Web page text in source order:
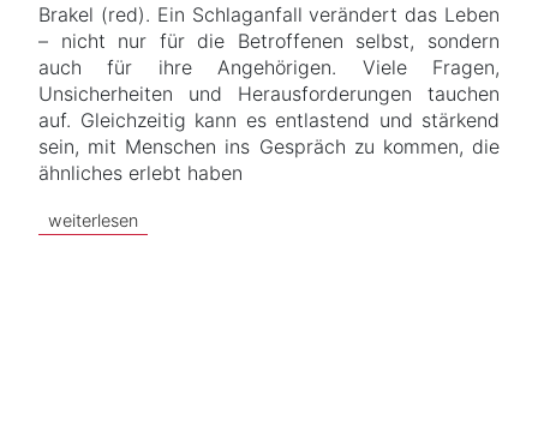
Brakel (red). Ein Schlaganfall verändert das Leben
– nicht nur für die Betroffenen selbst, sondern
auch für ihre Angehörigen. Viele Fragen,
Unsicherheiten und Herausforderungen tauchen
auf. Gleichzeitig kann es entlastend und stärkend
sein, mit Menschen ins Gespräch zu kommen, die
ähnliches erlebt haben
weiterlesen